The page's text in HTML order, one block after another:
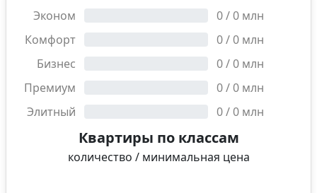
Эконом 0/0 млн
Комфорт
0/0 млн
Бизнес
0/0 млн
Премиум
0/0 млн
Элитный
0/0 млн
Квартиры по классам
количество / минимальная цена